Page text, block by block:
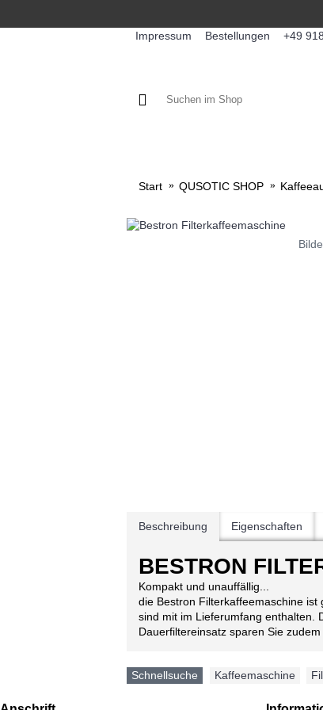
Impressum Bestellungen +49
Start QUSOTIC SHOP
Beschreibung Eigenschaften
BESTRON
Kompakt und unauffällig...
die Bestron Filterkaffeemaschine
sind mit im Lieferumfang enthalten.
Dauerfiltereinsatz sparen Sie
Schnellsuche Kaffeemaschine